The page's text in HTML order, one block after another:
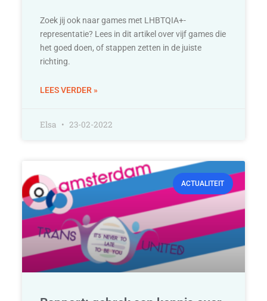
Zoek jij ook naar games met LHBTQIA+-
representatie? Lees in dit artikel over vijf games die
het goed doen, of stappen zetten in de juiste
richting.
LEES VERDER »
Elsa 23-02-2022
ACTUALITEIT